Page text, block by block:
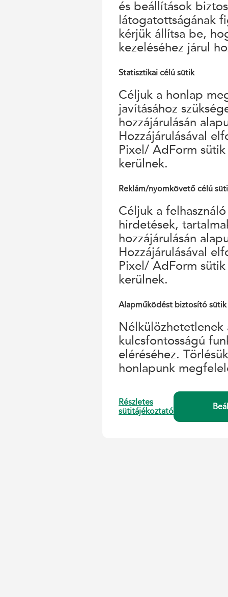
és beállítások
látogatottságának
kérjük állítsa be,
kezeléséhez járul
Statisztikai célú sütik
Céljuk a honlap
javításához
hozzájárulásán
Hozzájárulásával
Pixel/ AdForm
kerülnek.
Reklám/nyomkövető célú
Céljuk a
hirdetések,
hozzájárulásán
Hozzájárulásával
Pixel/ AdForm
kerülnek.
Alapműködést biztosító sütik
kulcsfontosságú
eléréséhez.
honlapunk
Részletes
sütitájékoztató